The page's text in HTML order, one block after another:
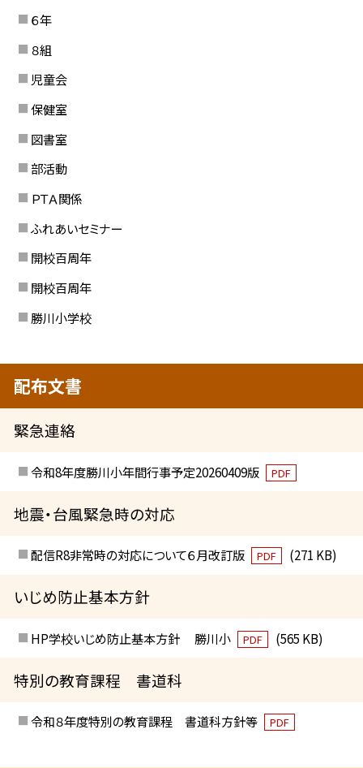
６年
８組
児童会
保健室
図書室
部活動
ＰＴＡ関係
ふれあいセミナー
開校百周年
開校百周年
勝川小学校
配布文書
緊急連絡
令和8年度勝川小年間行事予定20260409版 PDF
地震・台風緊急時の対応
配信R8非常時の対応について６月改訂版 PDF (271 KB)
いじめ防止基本方針
HP学校いじめ防止基本方針 勝川小 PDF (565 KB)
特別の教育課程 書道科
令和８年度特別の教育課程 書道科方針等 PDF